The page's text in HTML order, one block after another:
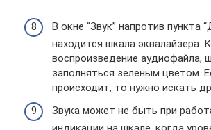
В окне “Звук” напротив пункта
находится шкала эквалайзера.
воспроизведение аудиофайла,
заполняться зеленым цветом.
происходит, то нужно искать
Звука может не быть при